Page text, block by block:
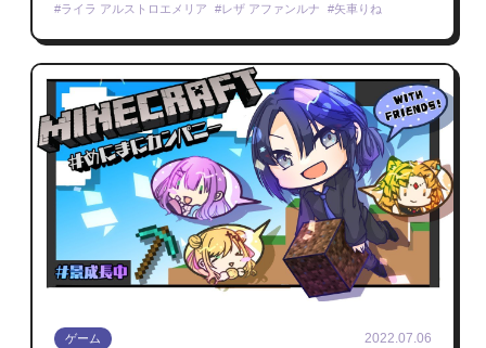
ライラ アルストロエメリア
レザ アファンルナ
矢車りね
グウェル・オス・ガール
シスカ・レオンタイン
シスター・クレア
ゼア・コルネリア
セフィナ
タカ・ラジマン
デレム・カド ナ・セラ
ナラ・ハラマウン
フミ
ベルモンド・バンデラス
ミカ・メラティカ
ミユ・オッタヴィア
ミン スゥーハ
リクサ ディレンドラ
リュ ハリ
レヴィ・エリファ 海妹四葉 健屋花那
弦月藤士郎
甲斐田晴
桜凛月 渋谷ハジメ 小野町春香
西園チグサ
雪城眞尋
先斗寧 エナ・アールウェット 狐坂ニナ
遠藤霊夢
ミリー・パフェ
ペトラ・グリン
ファルガー・オーヴィド
アルバーン・ノックス
遊間ユーゴ
サニー・ブリスコー
伊深(imi) 凸待ち
ゲーム 2022.07.06